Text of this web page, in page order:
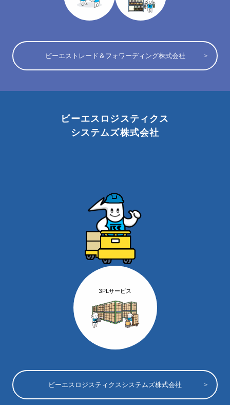
ビーエストレード＆フォワーディング株式会社
ビーエスロジスティクス
システムズ株式会社
3PLサービス
ビーエスロジスティクスシステムズ株式会社